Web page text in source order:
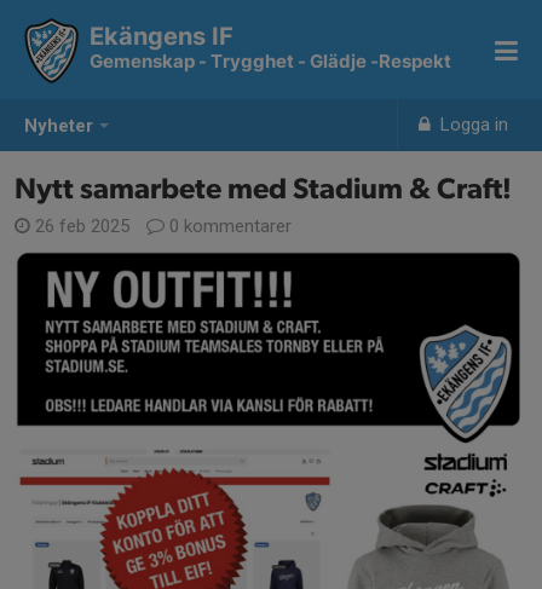
Nyheter Logga in
Ekängens IF
Gemenskap - Trygghet - Glädje -Respekt
Nytt samarbete med Stadium & Craft!
26 feb 2025 0 kommentarer